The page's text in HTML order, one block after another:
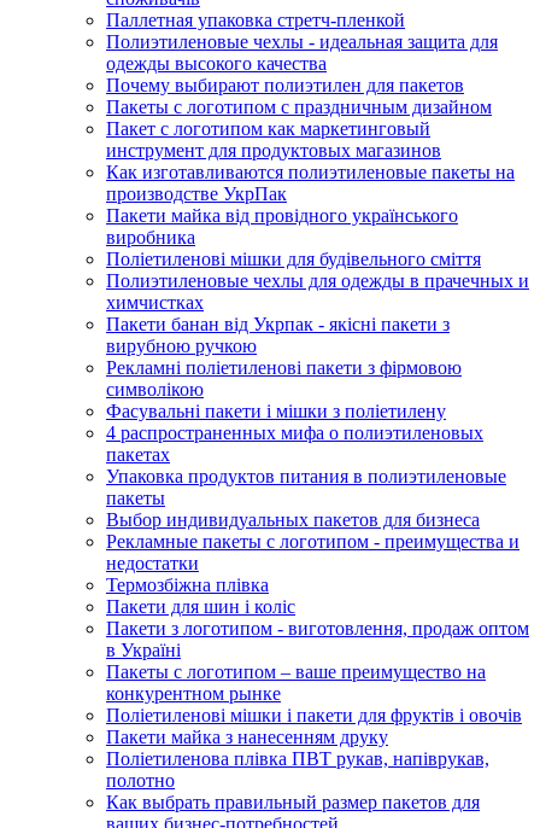
Паллетная упаковка стретч-пленкой
Полиэтиленовые чехлы - идеальная защита для
одежды высокого качества
Почему выбирают полиэтилен для пакетов
Пакеты с логотипом с праздничным дизайном
Пакет с логотипом как маркетинговый
инструмент для продуктовых магазинов
Как изготавливаются полиэтиленовые пакеты на
производстве УкрПак
Пакети майка від провідного українського
виробника
Поліетиленові мішки для будівельного сміття
Полиэтиленовые чехлы для одежды в прачечных и
химчистках
Пакети банан від Укрпак - якісні пакети з
вирубною ручкою
Рекламні поліетиленові пакети з фірмовою
символікою
Фасувальні пакети і мішки з поліетилену
4 распространенных мифа о полиэтиленовых
пакетах
Упаковка продуктов питания в полиэтиленовые
пакеты
Выбор индивидуальных пакетов для бизнеса
Рекламные пакеты с логотипом - преимущества и
недостатки
Термозбіжна плівка
Пакети для шин і коліс
Пакети з логотипом - виготовлення, продаж оптом
в Україні
Пакеты с логотипом – ваше преимущество на
конкурентном рынке
Поліетиленові мішки і пакети для фруктів і овочів
Пакети майка з нанесенням друку
Поліетиленова плівка ПВТ рукав, напіврукав,
полотно
Как выбрать правильный размер пакетов для
ваших бизнес-потребностей